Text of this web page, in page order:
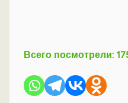
Всего посмотрели: